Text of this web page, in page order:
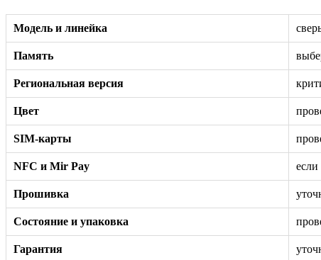
Модель и линейка
Память
Региональная версия
Цвет
SIM-карты
NFC и Mir Pay если
Прошивка
Состояние и упаковка
Гарантия